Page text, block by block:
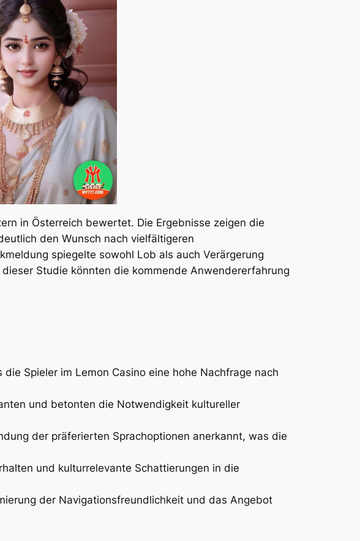
in Österreich bewertet. Die Ergebnisse zeigen die
den Wunsch nach vielfältigeren
spiegelte sowohl Lob als auch Verärgerung
Studie könnten die kommende Anwendererfahrung
Spieler im Lemon Casino eine hohe Nachfrage nach
und betonten die Notwendigkeit kultureller
der präferierten Sprachoptionen anerkannt, was die
und kulturrelevante Schattierungen in die
der Navigationsfreundlichkeit und das Angebot